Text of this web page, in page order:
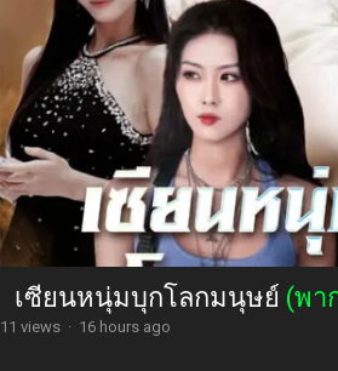
เซียนหนุ่มบุกโลกมนุษย์ (พา
11 views · 16 hours ago